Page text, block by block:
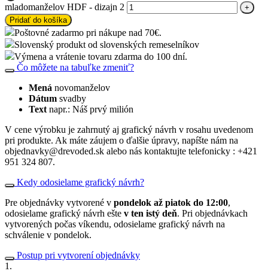
mladomanželov HDF - dizajn 2
Pridať do košíka
Poštovné zadarmo pri nákupe nad 70€.
Slovenský produkt od slovenských remeselníkov
Výmena a vrátenie tovaru zdarma do 100 dní.
Čo môžete na tabuľke zmeniť?
Mená novomanželov
Dátum svadby
Text napr.: Náš prvý milión
V cene výrobku je zahrnutý aj grafický návrh v rosahu uvedenom
pri produkte. Ak máte záujem o ďalšie úpravy, napíšte nám na
objednavky@drevoded.sk alebo nás kontaktujte telefonicky : +421
951 324 807.
Kedy odosielame grafický návrh?
Pre objednávky vytvorené v pondelok až piatok do 12:00,
odosielame grafický návrh ešte v ten istý deň. Pri objednávkach
vytvorených počas víkendu, odosielame grafický návrh na
schválenie v pondelok.
Postup pri vytvorení objednávky
1.